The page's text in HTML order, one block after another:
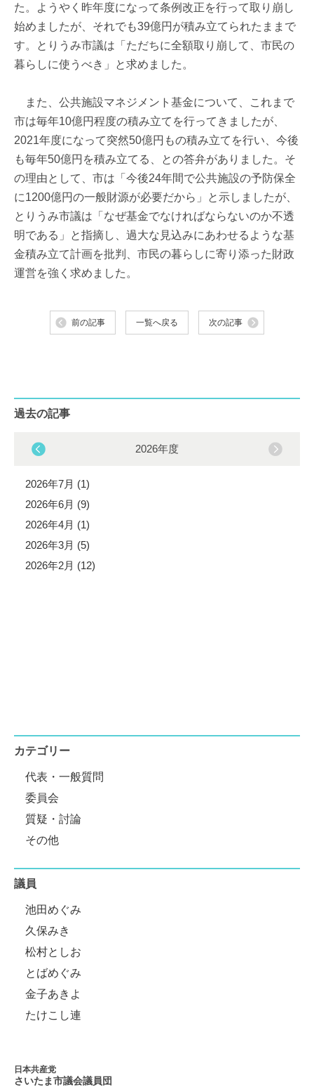
た。ようやく昨年度になって条例改正を行って取り崩し
始めましたが、それでも39億円が積み立てられたままで
す。とりうみ市議は「ただちに全額取り崩して、市民の
暮らしに使うべき」と求めました。
また、公共施設マネジメント基金について、これまで
市は毎年10億円程度の積み立てを行ってきましたが、
2021年度になって突然50億円もの積み立てを行い、今後
も毎年50億円を積み立てる、との答弁がありました。そ
の理由として、市は「今後24年間で公共施設の予防保全
に1200億円の一般財源が必要だから」と示しましたが、
とりうみ市議は「なぜ基金でなければならないのか不透
明である」と指摘し、過大な見込みにあわせるような基
金積み立て計画を批判、市民の暮らしに寄り添った財政
運営を強く求めました。
前の記事 一覧へ戻る 次の記事
過去の記事
2026年度
2026年7月 (1)
2026年6月 (9)
2026年4月 (1)
2026年3月 (5)
2026年2月 (12)
カテゴリー
代表・一般質問
委員会
質疑・討論
その他
議員
池田めぐみ
久保みき
松村としお
とばめぐみ
金子あきよ
たけこし連
日本共産党
さいたま市議会議員団